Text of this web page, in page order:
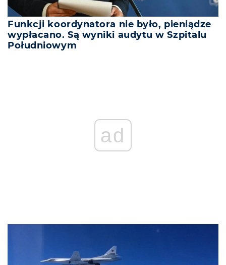
Funkcji koordynatora nie było, pieniądze
wypłacano. Są wyniki audytu w Szpitalu
Południowym
ad